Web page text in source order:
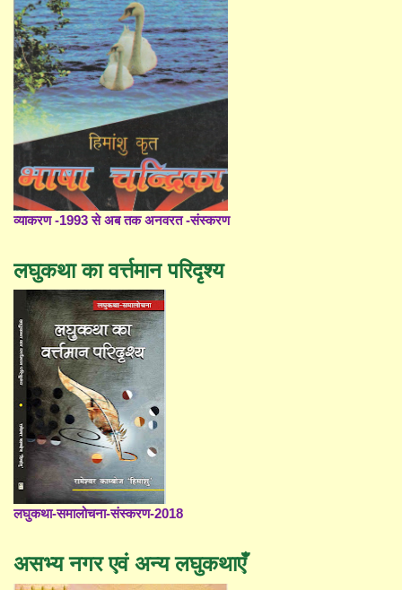
व्याकरण -1993 से अब तक अनवरत -संस्करण
लघुकथा का वर्त्तमान परिदृश्य
लघुकथा-समालोचना-संस्करण-2018
असभ्य नगर एवं अन्य लघुकथाएँ